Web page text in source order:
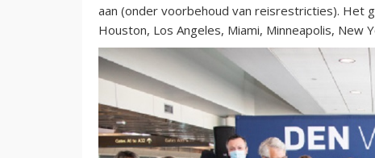
aan (onder voorbehoud van reisrestricties). Het
Houston, Los Angeles, Miami, Minneapolis, New